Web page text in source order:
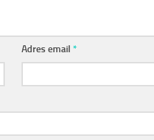
Adres email*